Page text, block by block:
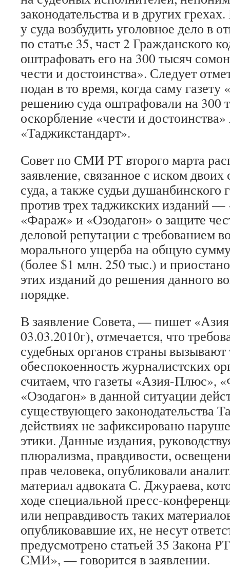
законодательства и в других
у суда возбудить уголовное дело в
по статье 35, част 2 Гражданского
оштрафовать его на 300 тысяч
чести и достоинства». Следует
подан в то время, когда саму газету
решению суда оштрафовали на 300
оскорбление «чести и
«Таджикстандарт».
Совет по СМИ РТ второго марта
заявление, связанное с иском
суда, а также судьи душанбинского
против трех таджикских изданий
«Фараж» и «Озодагон» о защите
деловой репутации с требованием
морального ущерба на общую
(более $1 млн. 250 тыс.) и
этих изданий до решения данного
порядке.
В заявление Совета, — пишет
03.03.2010г), отмечается, что
судебных органов страны вызывают
обеспокоенность журналистских
считаем, что газеты «Азия-Плюс»,
«Озодагон» в данной ситуации
существующего законодательства
действиях не зафиксировано
этики. Данные издания,
плюрализма, правдивости,
прав человека, опубликовали
материал адвоката С. Джураева,
ходе специальной пресс-
или неправдивость таких
опубликовавшие их, не несут
предусмотрено статьей 35 Закона
СМИ», — говорится в заявлении.